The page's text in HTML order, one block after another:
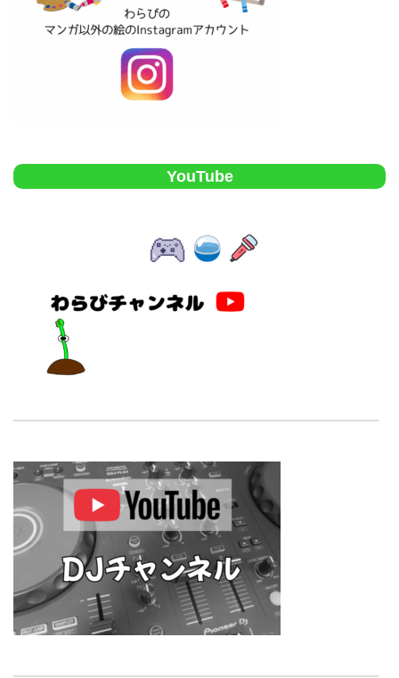
YouTube